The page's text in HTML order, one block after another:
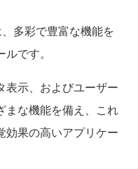
多彩で豊富な機能を
です。
示、およびユーザー
まな機能を備え、これ
効果の高いアプリケー